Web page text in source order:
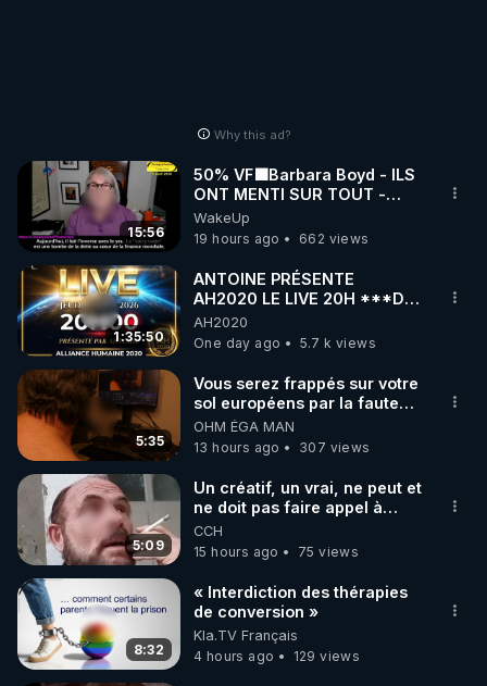
Why this ad?
15:56
50% VF🟩Barbara Boyd - ILS
ONT MENTI SUR TOUT -
Jocelyne Traduction
WakeUp
19 hours ago
662 views
1:35:50
ANTOINE PRÉSENTE
AH2020 LE LIVE 20H ***DU
06/08/2026***
AH2020
One day ago
5.7 k views
5:35
Vous serez frappés sur votre
sol européens par la faute
des dirigeants qui s'en
mettent dans le nez
OHM ÉGA MAN
13 hours ago
307 views
5:09
Un créatif, un vrai, ne peut et
ne doit pas faire appel à
l'intelligence artificielle
CCH
15 hours ago
75 views
8:32
« Interdiction des thérapies
de conversion »
Kla.TV Français
4 hours ago
129 views